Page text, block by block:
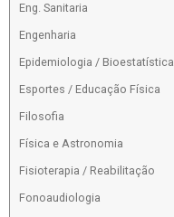
Eng. Sanitaria
Engenharia
Epidemiologia / Bioestatística
Esportes / Educação Física
Filosofia
Física e Astronomia
Fisioterapia / Reabilitação
Fonoaudiologia